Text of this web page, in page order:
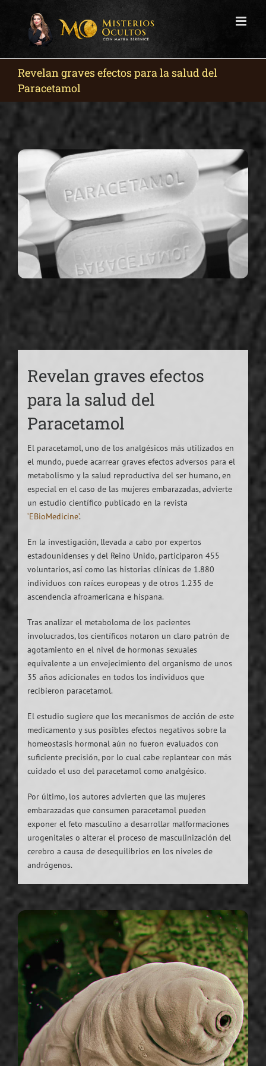
Revelan graves efectos para la salud del
Paracetamol
Revelan graves efectos
para la salud del
Paracetamol
El paracetamol, uno de los analgésicos más utilizados en
el mundo, puede acarrear graves efectos adversos para el
metabolismo y la salud reproductiva del ser humano, en
especial en el caso de las mujeres embarazadas, advierte
un estudio científico publicado en la revista
‘EBioMedicine’.
En la investigación, llevada a cabo por expertos
estadounidenses y del Reino Unido, participaron 455
voluntarios, así como las historias clínicas de 1.880
individuos con raíces europeas y de otros 1.235 de
ascendencia afroamericana e hispana.
Tras analizar el metaboloma de los pacientes
involucrados, los científicos notaron un claro patrón de
agotamiento en el nivel de hormonas sexuales
equivalente a un envejecimiento del organismo de unos
35 años adicionales en todos los individuos que
recibieron paracetamol.
El estudio sugiere que los mecanismos de acción de este
medicamento y sus posibles efectos negativos sobre la
homeostasis hormonal aún no fueron evaluados con
suficiente precisión, por lo cual cabe replantear con más
cuidado el uso del paracetamol como analgésico.
Por último, los autores advierten que las mujeres
embarazadas que consumen paracetamol pueden
exponer el feto masculino a desarrollar malformaciones
urogenitales o alterar el proceso de masculinización del
cerebro a causa de desequilibrios en los niveles de
andrógenos.